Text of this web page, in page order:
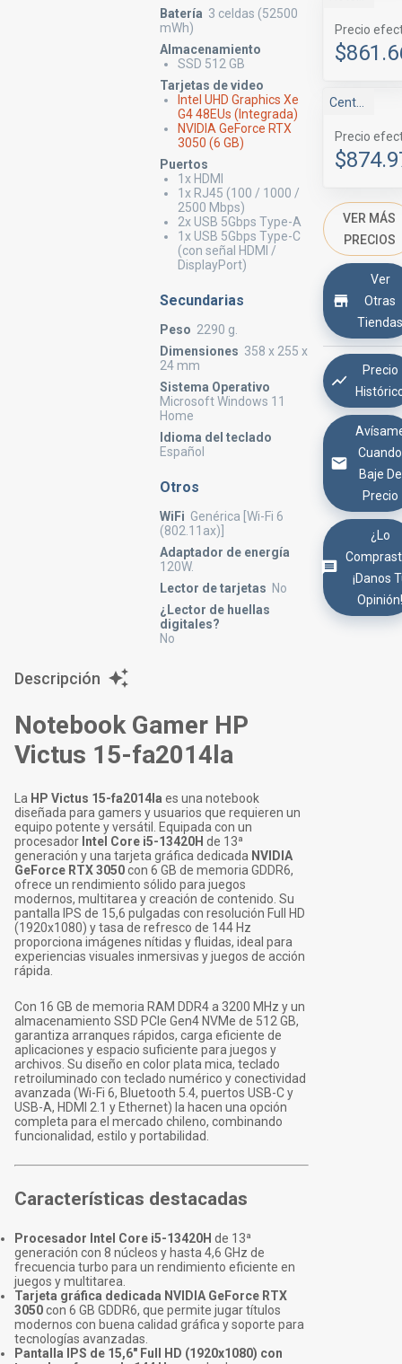
Batería 3 celdas (52500
mWh)
Almacenamiento
SSD 512 GB
Tarjetas de video
Intel UHD Graphics Xe
G4 48EUs (Integrada)
NVIDIA GeForce RTX
3050 (6 GB)
Puertos
1x HDMI
1x RJ45 (100 / 1000 /
2500 Mbps)
2x USB 5Gbps Type-A
1x USB 5Gbps Type-C
(con señal HDMI /
DisplayPort)
Secundarias
Peso 2290 g.
Dimensiones 358 x 255 x
24 mm
Sistema Operativo
Microsoft Windows 11
Home
Idioma del teclado
Español
Otros
WiFi Genérica [Wi-Fi 6
(802.11ax)]
Adaptador de energía
120W.
Lector de tarjetas No
¿Lector de huellas
digitales?
No
Precio
Precio
VER MÁS
PRECIOS
Ver
Otras
Precio
Cuando
Baje De
Precio
¿Lo
¡Danos
Descripción
Notebook Gamer HP
Victus 15-fa2014la
La HP Victus 15-fa2014la es una notebook
diseñada para gamers y usuarios que requieren un
equipo potente y versátil. Equipada con un
procesador Intel Core i5-13420H de 13ª
generación y una tarjeta gráfica dedicada NVIDIA
GeForce RTX 3050con 6 GB de memoria GDDR6,
ofrece un rendimiento sólido para juegos
modernos, multitarea y creación de contenido. Su
pantalla IPS de 15,6 pulgadas con resolución Full HD
(1920x1080) y tasa de refresco de 144 Hz
proporciona imágenes nítidas y fluidas, ideal para
experiencias visuales inmersivas y juegos de acción
rápida.
Con 16 GB de memoria RAM DDR4 a 3200 MHz y un
almacenamiento SSD PCIe Gen4 NVMe de 512 GB,
garantiza arranques rápidos, carga eficiente de
aplicaciones y espacio suficiente para juegos y
archivos. Su diseño en color plata mica, teclado
retroiluminado con teclado numérico y conectividad
avanzada (Wi-Fi 6, Bluetooth 5.4, puertos USB-C y
USB-A, HDMI 2.1 y Ethernet) la hacen una opción
completa para el mercado chileno, combinando
funcionalidad, estilo y portabilidad.
Características destacadas
Procesador Intel Core i5-13420H de 13ª
generación con 8 núcleos y hasta 4,6 GHz de
frecuencia turbo para un rendimiento eficiente en
juegos y multitarea.
Tarjeta gráfica dedicada NVIDIA GeForce RTX
3050con 6 GB GDDR6, que permite jugar títulos
modernos con buena calidad gráfica y soporte para
tecnologías avanzadas.
Pantalla IPS de 15,6" Full HD (1920x1080) con